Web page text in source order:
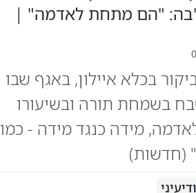
"הם מתחת לאדמה" |
בכלא איילון, באגף שבו
בשמחת תורה ובשיעורו
מידה כנגד מידה - כמו
(חדשות)